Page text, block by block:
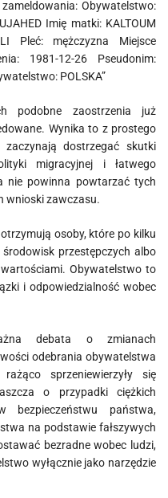
podobne zaostrzenia już
Wynika to z prostego
dostrzegać skutki
migracyjnej i łatwego
nie powinna powtarzać tych
wnioski zawczasu.
osoby, które po kilku
przestępczych albo
Obywatelstwo to
i odpowiedzialność wobec
debata o zmianach
odebrania obywatelstwa
sprzeniewierzyły się
o przypadki ciężkich
bezpieczeństwu państwa,
na podstawie fałszywych
bezradne wobec ludzi,
wyłącznie jako narzędzie